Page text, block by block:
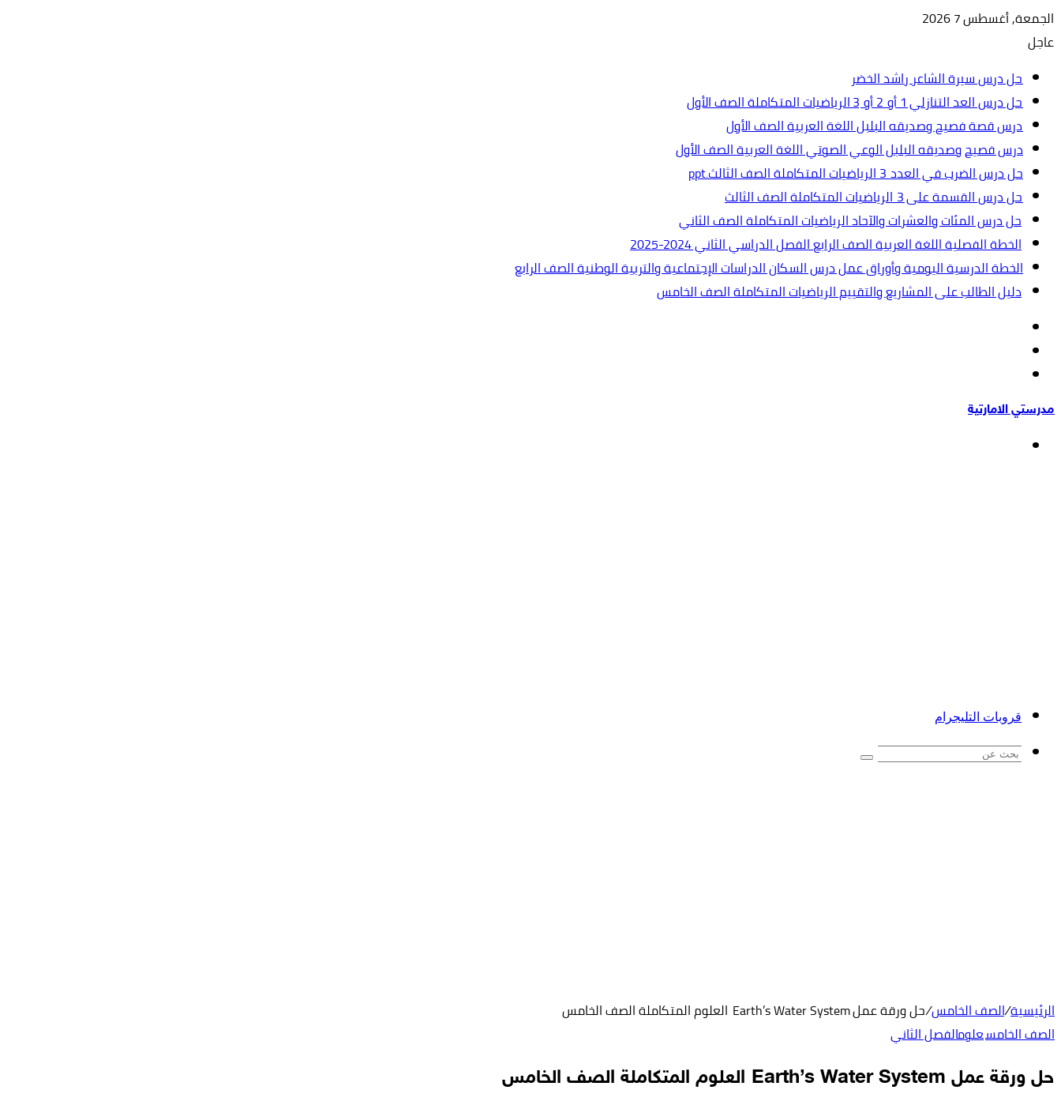
الجمعة, أغسطس 7 2026
عاجل
حل درس سيرة الشاعر راشد الخضر
حل درس العد التنازلي 1 أو 2 أو 3 الرياضيات المتكاملة الصف الأول
درس قصة فصيح وصديقه البلبل اللغة العربية الصف الأول
درس فصيح وصديقه البلبل الوعي الصوتي اللغة العربية الصف الأول
حل درس الضرب في العدد 3 الرياضيات المتكاملة الصف الثالث.ppt
حل درس القسمة على 3 الرياضيات المتكاملة الصف الثالث
حل درس المئات والعشرات والآحاد الرياضيات المتكاملة الصف الثاني
الخطة الفصلية اللغة العربية الصف الرابع الفصل الدراسي الثاني 2024-2025
الخطة الدرسية اليومية وأوراق عمل درس السكان الدراسات الإجتماعية والتربية الوطنية الصف الرابع
دليل الطالب على المشاريع والتقييم الرياضيات المتكاملة الصف الخامس
عمود
جانبي
مدرستي الامارتية
قروبات التليجرام
بحث
الرئيسية/الصف الخامس/حل ورقة عمل Earth’s Water System العلوم المتكاملة الصف الخامس
الصف الخامسعلومالفصل الثاني
حل ورقة عمل Earth’s Water System العلوم المتكاملة الصف الخامس